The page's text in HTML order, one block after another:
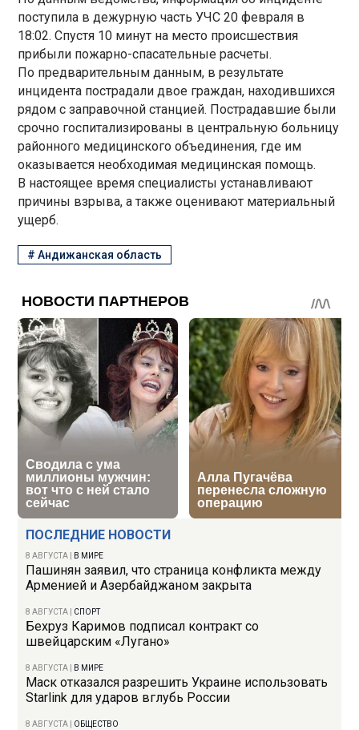
ПОСЛЕДНИЕ НОВОСТИ
8 АВГУСТА В МИРЕ
Пашинян заявил, что страница конфликта между
Арменией и Азербайджаном закрыта
8 АВГУСТА СПОРТ
Бехруз Каримов подписал контракт со
швейцарским «Лугано»
8 АВГУСТА В МИРЕ
Маск отказался разрешить Украине использовать
Starlink для ударов вглубь России
8 АВГУСТА ОБЩЕСТВО
поступила в дежурную часть УЧС 20 февраля в
18:02. Спустя 10 минут на место происшествия
прибыли пожарно-спасательные расчеты.
По предварительным данным, в результате
инцидента пострадали двое граждан, находившихся
рядом с заправочной станцией. Пострадавшие были
срочно госпитализированы в центральную больницу
районного медицинского объединения, где им
оказывается необходимая медицинская помощь.
В настоящее время специалисты устанавливают
причины взрыва, а также оценивают материальный
ущерб.
#Андижанская область